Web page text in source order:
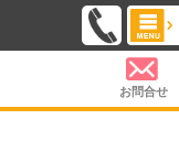
お問合せ